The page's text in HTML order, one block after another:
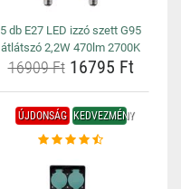
5 db E27 LED izzó szett G95
átlátszó 2,2W 470lm 2700K
16909 Ft16795 Ft
ÚJDONSÁG KEDVEZMÉNY